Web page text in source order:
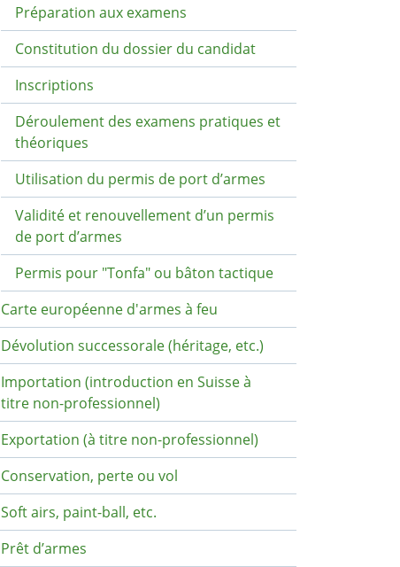
Préparation aux examens
Constitution du dossier du candidat
Inscriptions
Déroulement des examens pratiques et
théoriques
Utilisation du permis de port d’armes
Validité et renouvellement d’un permis
de port d’armes
Permis pour "Tonfa" ou bâton tactique
Carte européenne d'armes à feu
Dévolution successorale (héritage, etc.)
Importation (introduction en Suisse à
titre non-professionnel)
Exportation (à titre non-professionnel)
Conservation, perte ou vol
Soft airs, paint-ball, etc.
Prêt d’armes